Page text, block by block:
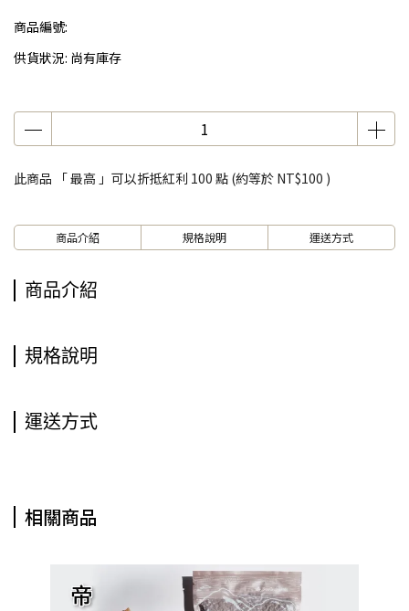
商品編號:
供貨狀況: 尚有庫存
此商品 「 最高 」可以折抵紅利 100 點 (約等於 NT$100 )
商品介紹 規格說明 運送方式
商品介紹
規格說明
運送方式
相關商品